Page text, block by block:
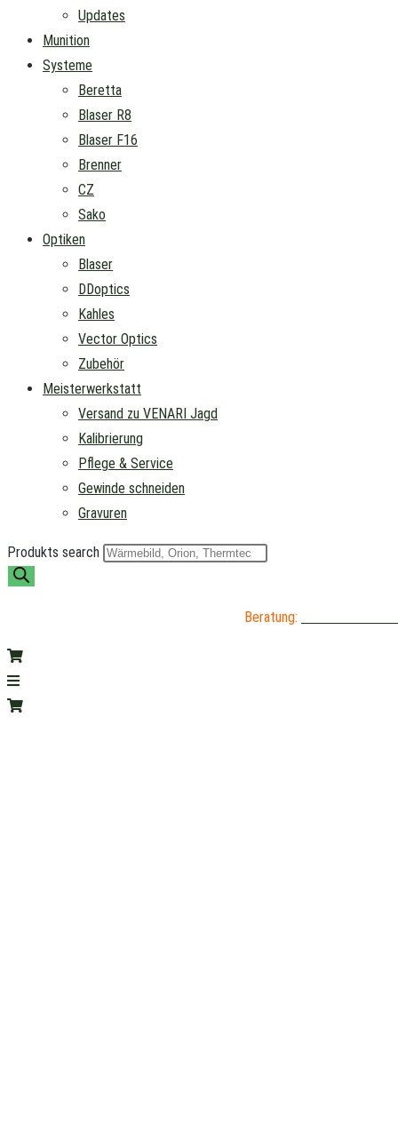
Updates
Munition
Systeme
Beretta
Blaser R8
Blaser F16
Brenner
CZ
Sako
Optiken
Blaser
DDoptics
Kahles
Vector Optics
Zubehör
Meisterwerkstatt
Versand zu VENARI Jagd
Kalibrierung
Pflege & Service
Gewinde schneiden
Gravuren
Produkts search
Beratung: